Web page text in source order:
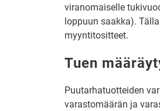
viranomaiselle
loppuun saakka).
myyntitositteet.
Tuen
Puutarhatuotteiden
varastomäärän ja